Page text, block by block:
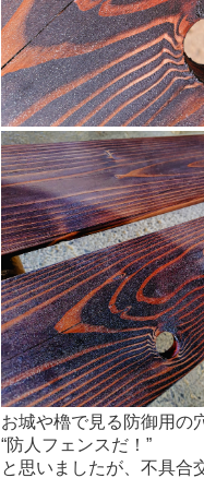
お城や櫓で見る防御用の
“防人フェンスだ！”
と思いましたが、不具合